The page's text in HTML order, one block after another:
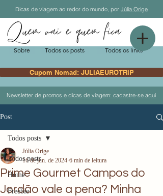
Sobre Todos os posts Todos os links
Cupom Nomad: JULIAEUROTRIP
Dicas de viagem ao redor do mundo, por Júlia Orige
Newsletter de promos e dicas de viagem: cadastre-se aqui
Post
Todos posts
Home
Freebie
Todos posts
Prime Gourmet Campos do
Jordão vale a pena? Minha
Júlia Orige
16 de jun. de 2024 6 min de leitura